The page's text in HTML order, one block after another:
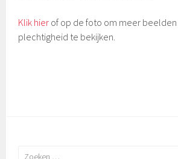
Klik hier of op de foto om meer beelden
plechtigheid te bekijken.
Zoeken